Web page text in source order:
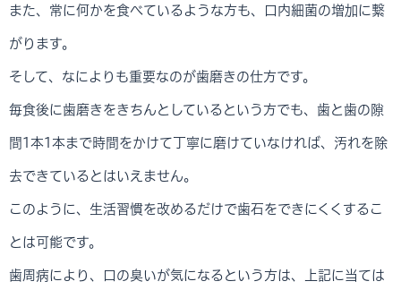
また、常に何かを食べているような方も、口内細菌の増加に繋
がります。
そして、なによりも重要なのが歯磨きの仕方です。
毎食後に歯磨きをきちんとしているという方でも、歯と歯の隙
間1本1本まで時間をかけて丁寧に磨けていなければ、汚れを除
去できているとはいえません。
このように、生活習慣を改めるだけで歯石をできにくくするこ
とは可能です。
歯周病により、口の臭いが気になるという方は、上記に当ては